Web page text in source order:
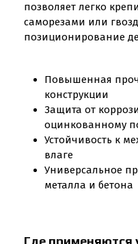
позволяет легко
саморезами или
позиционирование
Повышенная
конструкции
Защита от
оцинкованному
Устойчивость к
влаге
Универсальное
металла и бетона
Где применяются